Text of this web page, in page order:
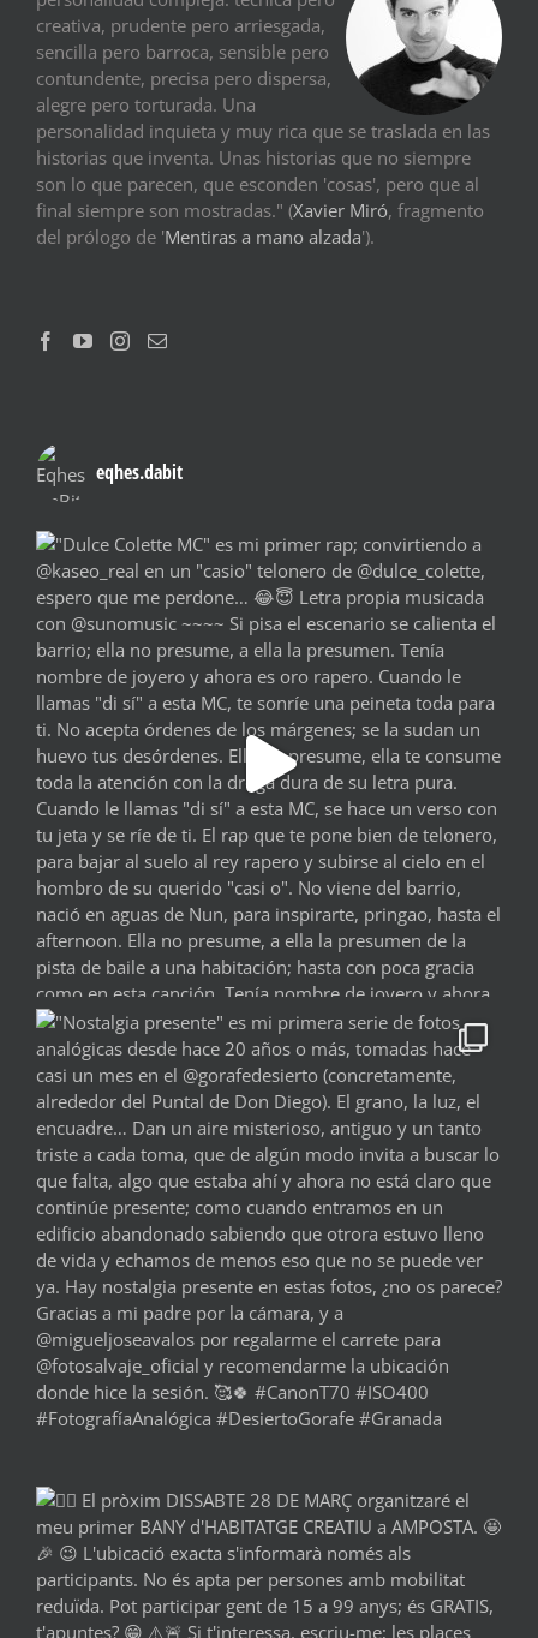
creativa, prudente pero arriesgada,
sencilla pero barroca, sensible pero
contundente, precisa pero dispersa,
alegre pero torturada. Una
personalidad inquieta y muy rica que se traslada en las
historias que inventa. Unas historias que no siempre
son lo que parecen, que esconden 'cosas', pero que al
final siempre son mostradas." (Xavier Miró, fragmento
del prólogo de 'Mentiras a mano alzada').
eqhes.dabit